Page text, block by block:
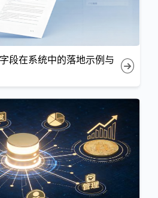
段在系统中的落地示例与